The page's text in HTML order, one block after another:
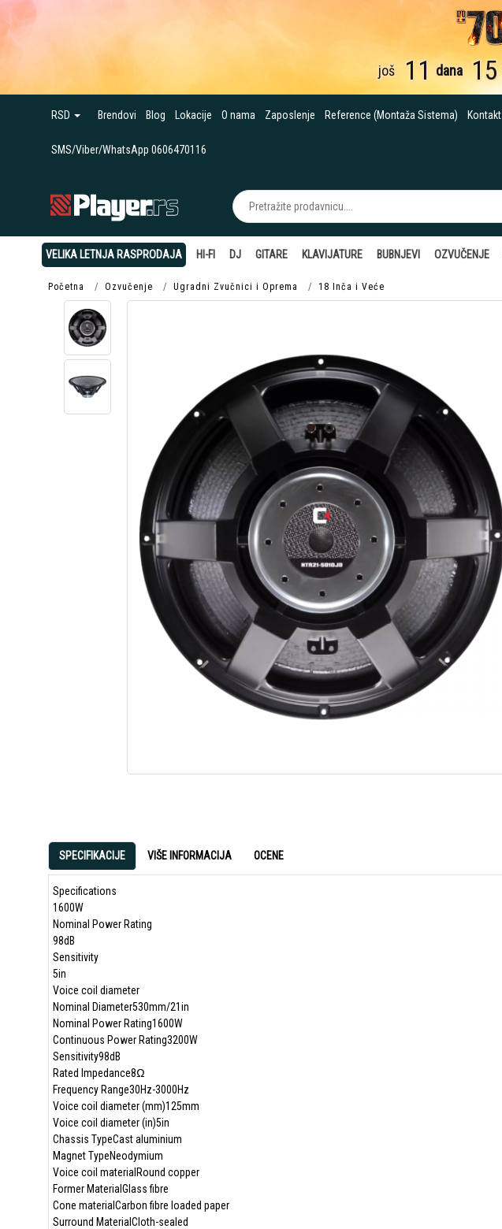
još 11 dana 15
RSD Brendovi Blog Lokacije O nama Zaposlenje Reference (Montaža Sistema) Kontakt
SMS/Viber/WhatsApp 0606470116
VELIKA LETNJA RASPRODAJA HI-FI DJ GITARE KLAVIJATURE BUBNJEVI OZVUČENJE
Početna Ozvučenje Ugradni Zvučnici i Oprema 18 Inča i Veće
SPECIFIKACIJE VIŠE INFORMACIJA OCENE
Specifications
1600W
Nominal Power Rating
98dB
Sensitivity
5in
Voice coil diameter
Nominal Diameter530mm/21in
Nominal Power Rating1600W
Continuous Power Rating3200W
Sensitivity98dB
Rated Impedance8Ω
Frequency Range30Hz-3000Hz
Voice coil diameter (mm)125mm
Voice coil diameter (in)5in
Chassis TypeCast aluminium
Magnet TypeNeodymium
Voice coil materialRound copper
Former MaterialGlass fibre
Cone materialCarbon fibre loaded paper
Surround MaterialCloth-sealed